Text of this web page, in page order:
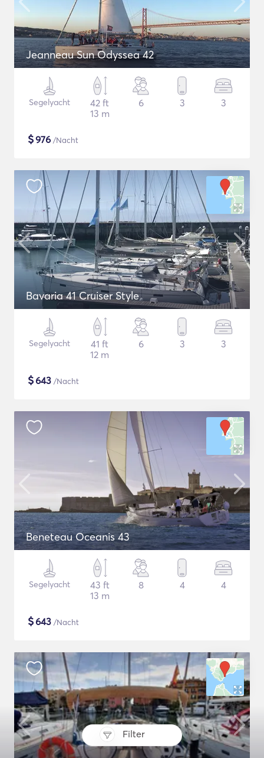
Filter
Jeanneau Sun Odyssea 42
Segelyacht
42 ft
13 m
6 3 3
$976 /Nacht
Bavaria 41 Cruiser Style
Segelyacht
41 ft
12 m
6 3 3
$643 /Nacht
Beneteau Oceanis 43
Segelyacht
43 ft
13 m
8 4 4
$643 /Nacht